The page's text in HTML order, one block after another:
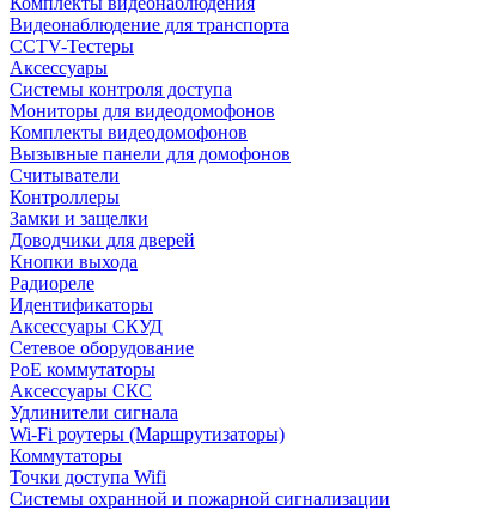
Видеонаблюдение для транспорта
CCTV-Тестеры
Аксессуары
Системы контроля доступа
Мониторы для видеодомофонов
Комплекты видеодомофонов
Вызывные панели для домофонов
Считыватели
Контроллеры
Замки и защелки
Доводчики для дверей
Кнопки выхода
Радиореле
Идентификаторы
Аксессуары СКУД
Сетевое оборудование
PoE коммутаторы
Аксессуары СКС
Удлинители сигнала
Wi-Fi роутеры (Маршрутизаторы)
Коммутаторы
Точки доступа Wifi
Системы охранной и пожарной сигнализации